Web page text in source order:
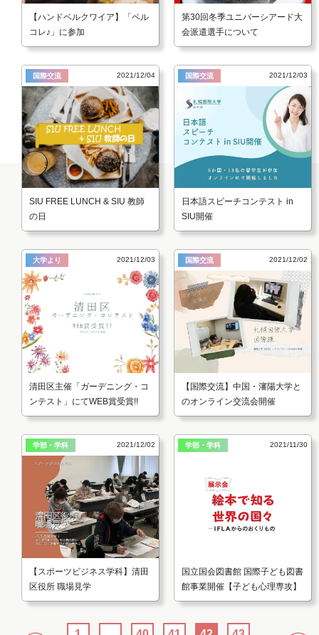
【ハンドベルクワイア】「ベル
コレ♪」に参加
第30回冬季ユニバーシアード大
会派遣選手について
国際交流 2021/12/04
SIU FREE LUNCH & SIU 教師
の日
国際交流 2021/12/03
日本語スピーチコンテスト in
SIU開催
大学より 2021/12/03
清田区主催「ガーデニング・コ
ンテスト」にてWEB賞受賞!!
国際交流 2021/12/02
【国際交流】中国・瀋陽大学と
のオンライン交流会開催
学部・学科 2021/12/02
【スポーツビジネス学科】清田
区役所 職場見学
学部・学科 2021/11/30
国立国会図書館 国際子ども図書
館事業開催【子ども心理専攻】